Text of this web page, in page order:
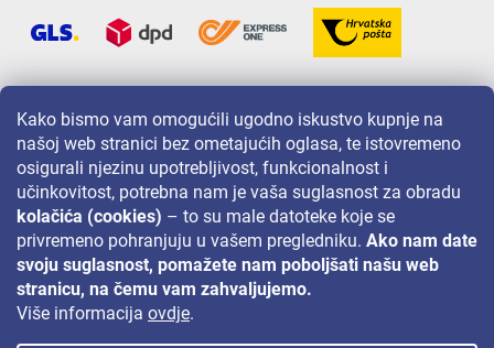
Kako bismo vam omogućili ugodno iskustvo kupnje na
našoj web stranici bez ometajućih oglasa, te istovremeno
osigurali njezinu upotrebljivost, funkcionalnost i
učinkovitost, potrebna nam je vaša suglasnost za obradu
kolačića (cookies) – to su male datoteke koje se
privremeno pohranjuju u vašem pregledniku. Ako nam date
svoju suglasnost, pomažete nam poboljšati našu web
stranicu, na čemu vam zahvaljujemo.
Više informacija ovdje.
Za akcije, nagradne igre i popuste pratite nas na: